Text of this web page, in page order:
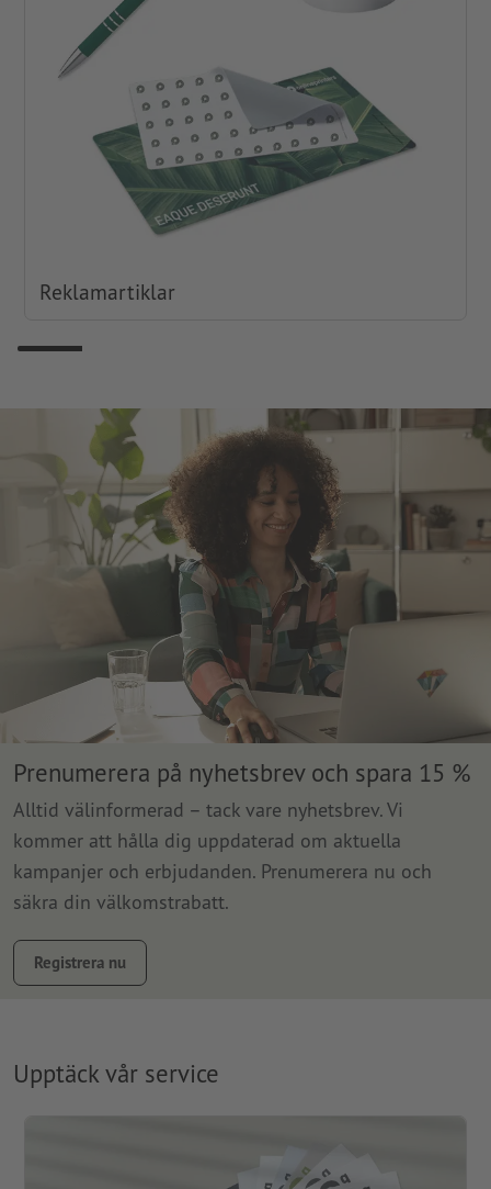
Reklamartiklar
Prenumerera på nyhetsbrev och spara 15 %
Alltid välinformerad – tack vare nyhetsbrev. Vi
kommer att hålla dig uppdaterad om aktuella
kampanjer och erbjudanden. Prenumerera nu och
säkra din välkomstrabatt.
Registrera nu
Upptäck vår service